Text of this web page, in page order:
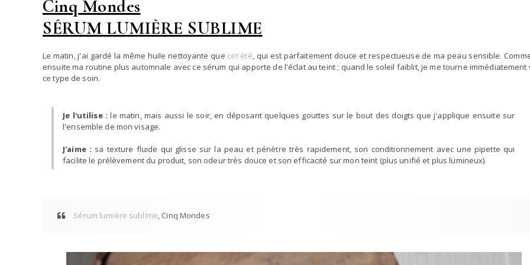
Cinq Mondes
SÉRUM LUMIÈRE SUBLIME
Le matin, j'ai gardé la même huile nettoyante que cet été, qui est parfaitement douce et respectueuse de ma peau sensible.
ensuite ma routine plus automnale avec ce sérum qui apporte de l'éclat au teint ; quand le soleil faiblit, je me tourne immédiatement
ce type de soin.
Je l'utilise : le matin, mais aussi le soir, en déposant quelques gouttes sur le bout des doigts que j'applique ensuite sur
l'ensemble de mon visage.
J'aime : sa texture fluide qui glisse sur la peau et pénètre très rapidement, son conditionnement avec une pipette qui
facilite le prélèvement du produit, son odeur très douce et son efficacité sur mon teint (plus unifié et plus lumineux).
Sérum lumière sublime, Cinq Mondes